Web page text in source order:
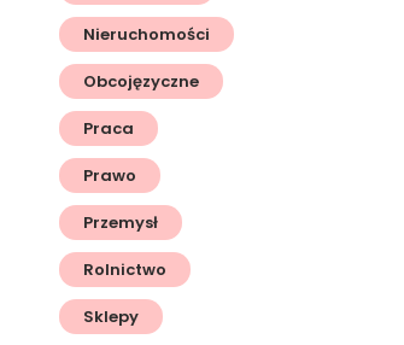
Nieruchomości
Obcojęzyczne
Praca
Prawo
Przemysł
Rolnictwo
Sklepy